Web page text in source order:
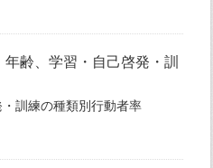
齢、学習・自己啓発・訓
訓練の種類別行動者率